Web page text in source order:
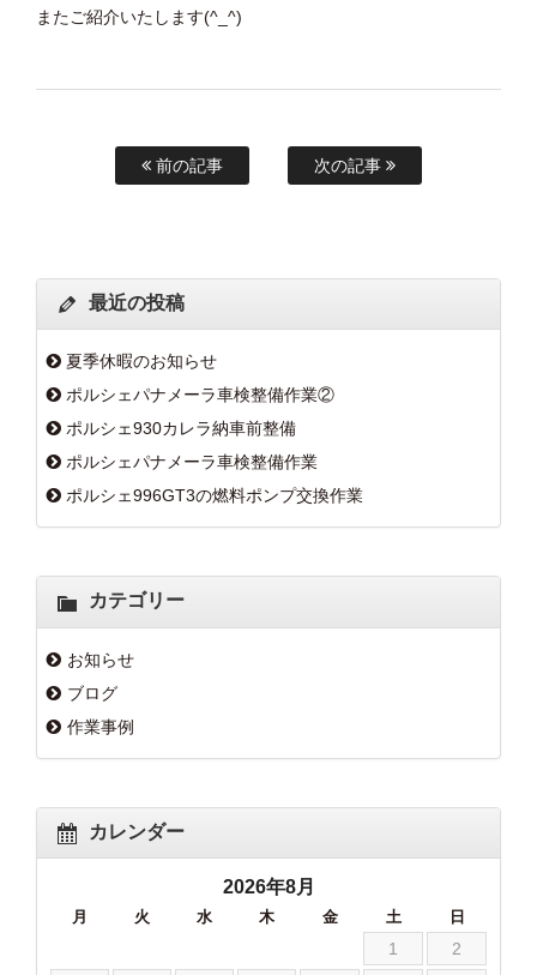
またご紹介いたします(^_^)
前の記事 次の記事
最近の投稿
夏季休暇のお知らせ
ポルシェパナメーラ車検整備作業②
ポルシェ930カレラ納車前整備
ポルシェパナメーラ車検整備作業
ポルシェ996GT3の燃料ポンプ交換作業
カテゴリー
お知らせ
ブログ
作業事例
カレンダー
2026年8月
月 火 水 木 金 土 日
1
2